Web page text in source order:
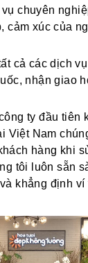
chuyên
cảm xúc của
cả các dịch
nhận giao
ty đầu tiên
Việt Nam
hàng khi
tôi luôn sẵn
khẳng định ví